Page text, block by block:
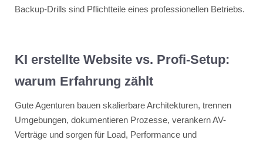
Backup-Drills sind Pflichtteile eines professionellen Betriebs.
KI erstellte Website vs. Profi-Setup:
warum Erfahrung zählt
Gute Agenturen bauen skalierbare Architekturen, trennen
Umgebungen, dokumentieren Prozesse, verankern AV-
Verträge und sorgen für Load, Performance und